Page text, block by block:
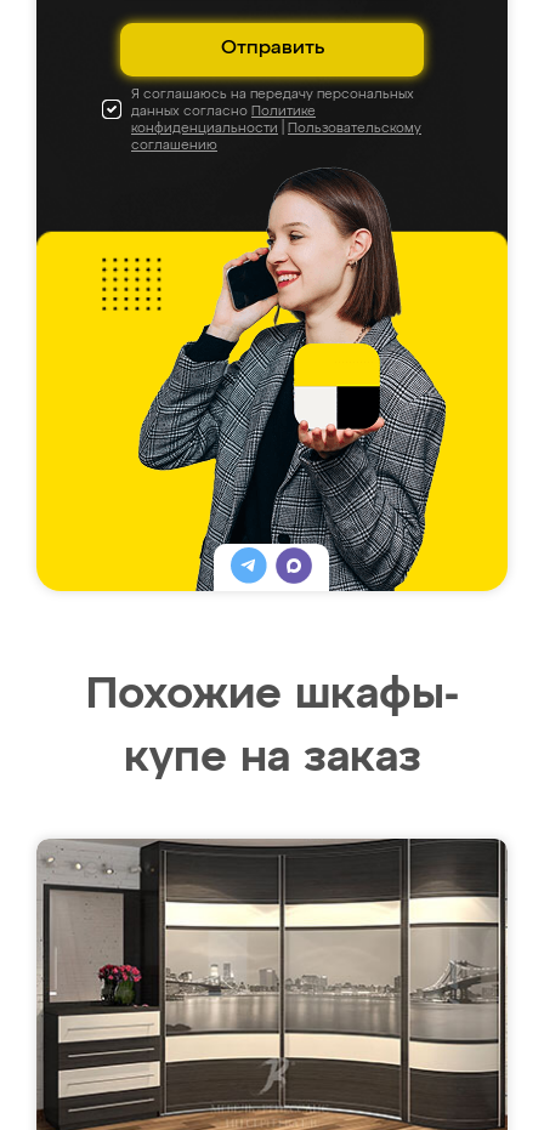
Отправить
Я соглашаюсь на передачу персональных
данных согласно Политике
конфиденциальности
Пользовательскому
соглашению
Похожие шкафы-
купе на заказ